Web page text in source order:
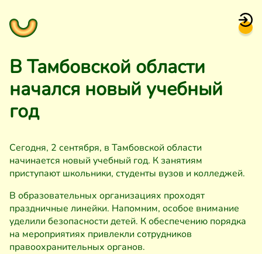
В Тамбовской области
начался новый учебный
год
Сегодня, 2 сентября, в Тамбовской области
начинается новый учебный год. К занятиям
приступают школьники, студенты вузов и колледжей.
В образовательных организациях проходят
праздничные линейки. Напомним, особое внимание
уделили безопасности детей. К обеспечению порядка
на мероприятиях привлекли сотрудников
правоохранительных органов.